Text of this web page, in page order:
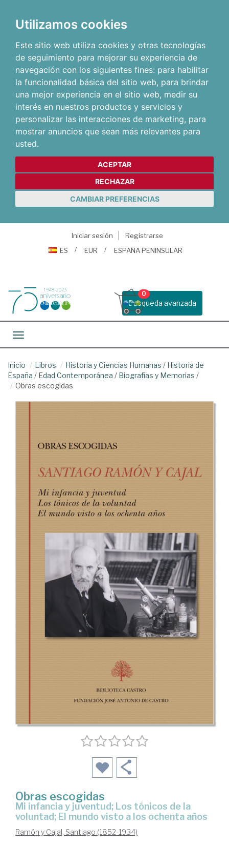
Utilizamos cookies
Este sitio web utiliza cookies y otras tecnologías
de seguimiento para mejorar su experiencia de
navegación con los siguientes fines: para habilitar
la funcionalidad básica del sitio web, para brindar
una mejor experiencia en el sitio web, medir su
interés en nuestros productos y servicios y
personalizar las interacciones de marketing, para
mostrar anuncios que sean más relevantes para
usted.
ACEPTAR
RECHAZAR
CAMBIAR PREFERENCIAS
Iniciar sesión
Registrarse
ES
EUR ESPAÑA PENINSULAR
Busqueda avanzada
0
Toggle navigation
Inicio Libros Historia y Ciencias Humanas / Historia de
España / Edad Contemporánea / Biografías y Memorias /
Obras escogidas
Obras escogidas
Mi infancia y juventud; Los tónicos de la
voluntad; El mundo visto a los ochenta años
Ramón y Cajal, Santiago (1852-1934)